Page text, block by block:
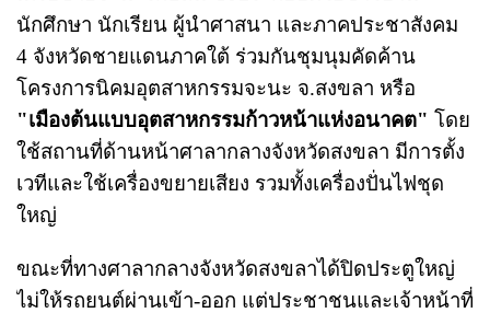
นักศึกษา นักเรียน ผู้นำศาสนา และภาคประชาสังคม
4 จังหวัดชายแดนภาคใต้ ร่วมกันชุมนุมคัดค้าน
โครงการนิคมอุตสาหกรรมจะนะ จ.สงขลา หรือ
"เมืองต้นแบบอุตสาหกรรมก้าวหน้าแห่งอนาคต" โดย
ใช้สถานที่ด้านหน้าศาลากลางจังหวัดสงขลา มีการตั้ง
เวทีและใช้เครื่องขยายเสียง รวมทั้งเครื่องปั่นไฟชุด
ใหญ่
ขณะที่ทางศาลากลางจังหวัดสงขลาได้ปิดประตูใหญ่
ไม่ให้รถยนต์ผ่านเข้า-ออก แต่ประชาชนและเจ้าหน้าที่